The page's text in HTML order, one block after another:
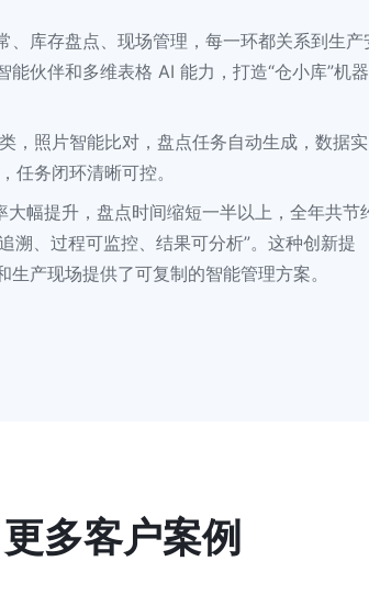
库存盘点、现场管理，每一环都关系到生产
伙伴和多维表格 AI 能力，打造“仓小库”机器
，照片智能比对，盘点任务自动生成，数据
任务闭环清晰可控。
幅提升，盘点时间缩短一半以上，全年共节
溯、过程可监控、结果可分析”。这种创新提
产现场提供了可复制的智能管理方案。
更多客户案例